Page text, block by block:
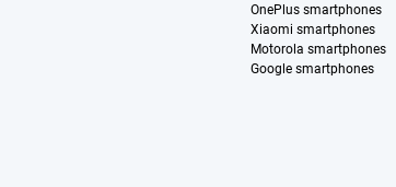
OnePlus smartphones
Xiaomi smartphones
Motorola smartphones
Google smartphones